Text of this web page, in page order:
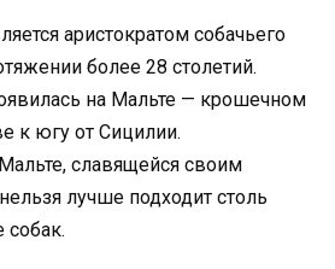
аристократом собачьего
более 28 столетий.
на Мальте — крошечном
к югу от Сицилии.
славящейся своим
лучше подходит столь
собак.